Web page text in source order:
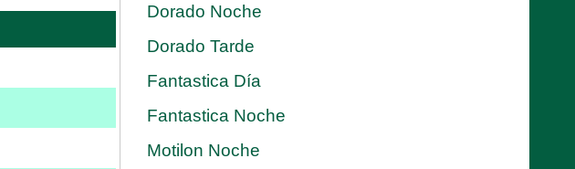
Dorado Noche
Dorado Tarde
Fantastica Día
Fantastica Noche
Motilon Noche